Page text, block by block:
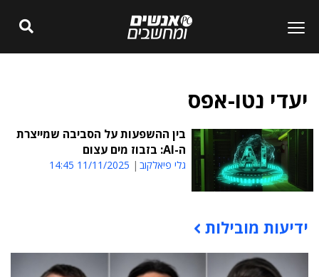
יעדי נטו-אפס
בין ההשפעות על הסביבה שמייצרת
ה-AI: בזבוז מים עצום
גלי פיאלקוב 11/11/2025 14:45
תוכן פרסומי
ידיעות מובילות